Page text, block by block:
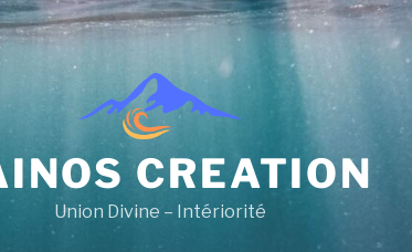
CREATION
Union Divine – Intériorité